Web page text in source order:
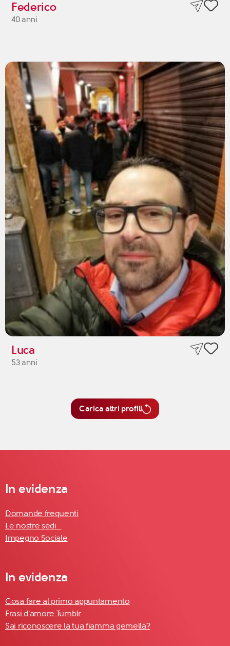
Federico
40 anni
Luca
53 anni
Carica altri profili
In evidenza
Domande frequenti
Le nostre sedi
Impegno Sociale
In evidenza
Cosa fare al primo appuntamento
Frasi d'amore Tumblr
Sai riconoscere la tua fiamma gemella?